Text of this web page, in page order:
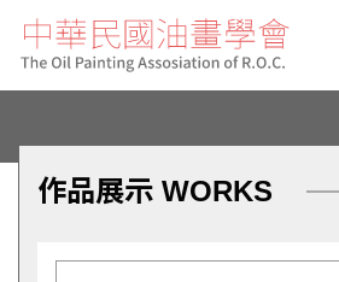
作品展示 WORKS